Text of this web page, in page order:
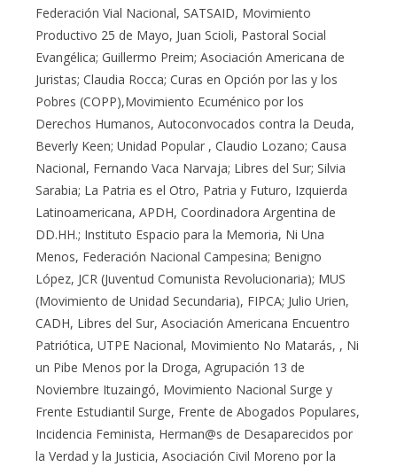
Federación Vial Nacional, SATSAID, Movimiento
Productivo 25 de Mayo, Juan Scioli, Pastoral Social
Evangélica; Guillermo Preim; Asociación Americana de
Juristas; Claudia Rocca; Curas en Opción por las y los
Pobres (COPP),Movimiento Ecuménico por los
Derechos Humanos, Autoconvocados contra la Deuda,
Beverly Keen; Unidad Popular , Claudio Lozano; Causa
Nacional, Fernando Vaca Narvaja; Libres del Sur; Silvia
Sarabia; La Patria es el Otro, Patria y Futuro, Izquierda
Latinoamericana, APDH, Coordinadora Argentina de
DD.HH.; Instituto Espacio para la Memoria, Ni Una
Menos, Federación Nacional Campesina; Benigno
López, JCR (Juventud Comunista Revolucionaria); MUS
(Movimiento de Unidad Secundaria), FIPCA; Julio Urien,
CADH, Libres del Sur, Asociación Americana Encuentro
Patriótica, UTPE Nacional, Movimiento No Matarás, , Ni
un Pibe Menos por la Droga, Agrupación 13 de
Noviembre Ituzaingó, Movimiento Nacional Surge y
Frente Estudiantil Surge, Frente de Abogados Populares,
Incidencia Feminista, Herman@s de Desaparecidos por
la Verdad y la Justicia, Asociación Civil Moreno por la